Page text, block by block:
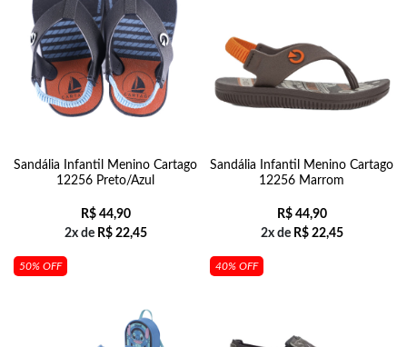
Sandália Infantil Menino Cartago
12256 Preto/Azul
R$44,90
2x de R$22,45
Sandália Infantil Menino Cartago
12256 Marrom
R$44,90
2x de R$22,45
50% OFF 40% OFF